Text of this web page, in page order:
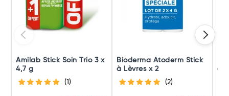
Amilab Stick Soin Trio 3 x
4,7 g
(1)
Bioderma Atoderm Stick
à Lèvres x 2
(2)